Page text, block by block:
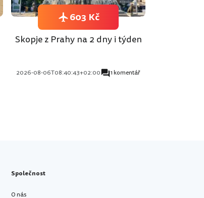
Skopje z Prahy na 2 dny i týden
2026-08-06T08:40:43+02:00 1 komentář
603 Kč
Společnost
O nás